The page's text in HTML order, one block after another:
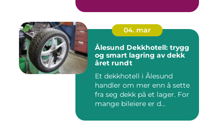
04. mar
Ålesund Dekkhotell: trygg
og smart lagring av dekk
året rundt
Et dekkhotell i Ålesund
handler om mer enn å sette
fra seg dekk på et lager. For
mange bileiere er d...